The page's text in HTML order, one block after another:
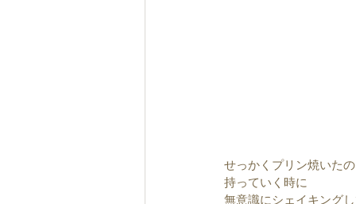
せっかくプリン焼いた
持っていく時に
無意識にシェイキング